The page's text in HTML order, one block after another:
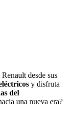
desde sus
y disfruta
del
una nueva era?